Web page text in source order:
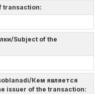
transaction:
Subject of the
Кем является
issuer of the transaction: